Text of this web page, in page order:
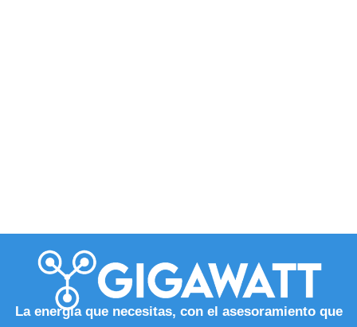
La energía que necesitas, con el asesoramiento que